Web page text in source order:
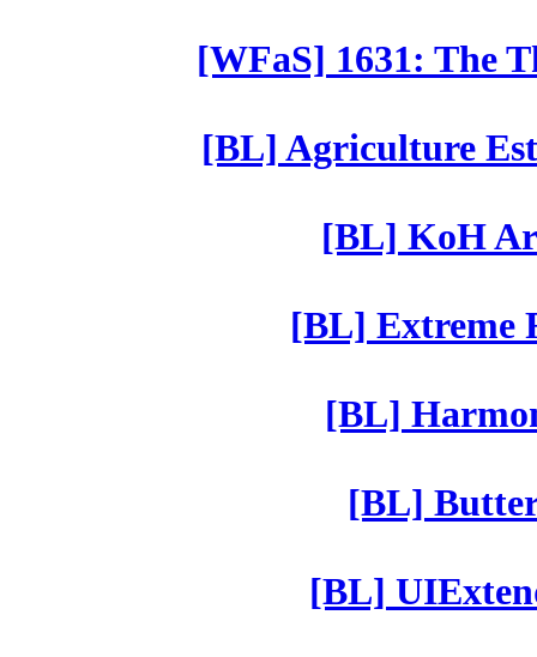
[WFaS] 1631: The
[BL] Agriculture
[BL] KoH
[BL] Extreme
[BL]
[BL]
[BL]